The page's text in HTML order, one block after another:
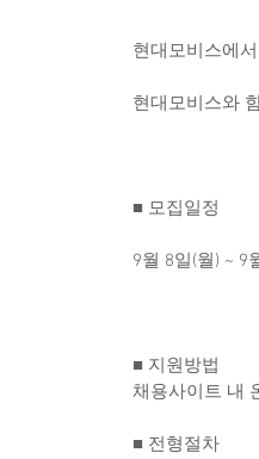
현대모비스에
현대모비스와
■ 모집일정
9월 8일(월) ~ 9
■ 지원방법
채용사이트 내
■ 전형절차